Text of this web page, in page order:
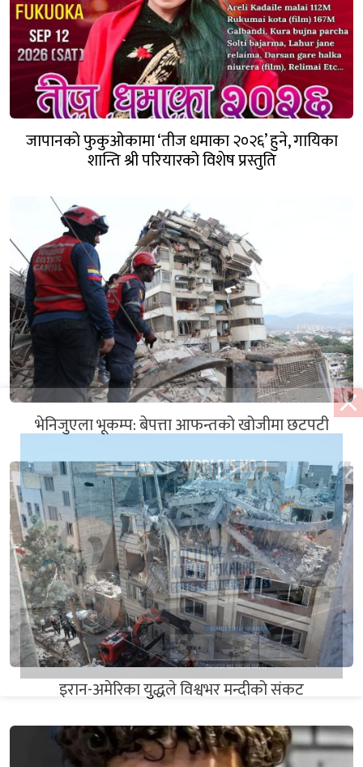
जापानको फुकुओकामा ‘तीज धमाका २०२६’ हुने, गायिका
भेनिजुएला भूकम्प: बेपत्ता आफन्तको खोजीमा छटपटी
इरान-अमेरिका युद्धले विश्वभर मन्दीको संकट